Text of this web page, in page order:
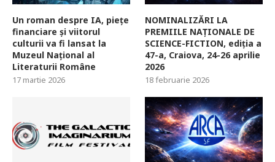
Un roman despre IA, piețe
financiare și viitorul
culturii va fi lansat la
Muzeul Național al
Literaturii Române
17 martie 2026
NOMINALIZĂRI LA
PREMIILE NAȚIONALE DE
SCIENCE-FICTION, ediția a
47-a, Craiova, 24-26 aprilie
2026
18 februarie 2026